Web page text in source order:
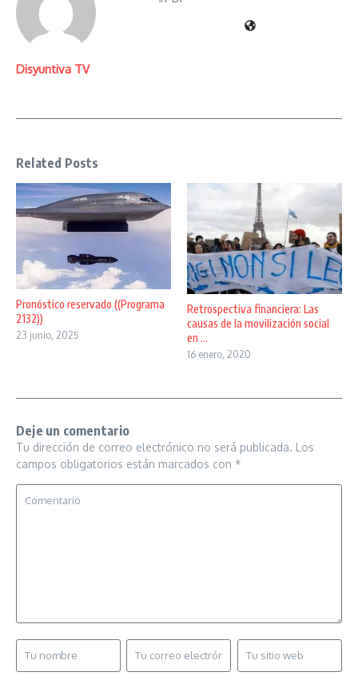
Disyuntiva TV
Related Posts
Pronóstico reservado ((Programa
2132))
23 junio, 2025
Retrospectiva financiera: Las
causas de la movilización social
en ...
16 enero, 2020
Deje un comentario
Tu dirección de correo electrónico no será publicada. Los
campos obligatorios están marcados con *